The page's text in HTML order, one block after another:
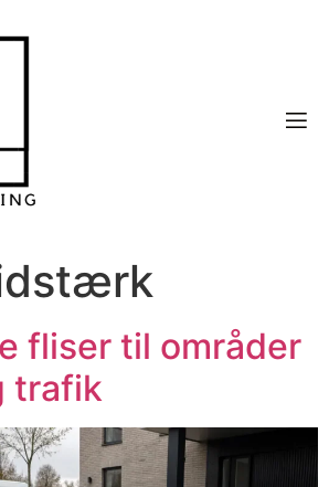
fliser til områder
trafik